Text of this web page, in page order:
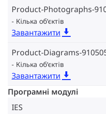
Product-Photographs-
Кілька об‘єктів
Завантажити
Product-Diagrams-
Кілька об‘єктів
Завантажити
Програмні модулі
IES